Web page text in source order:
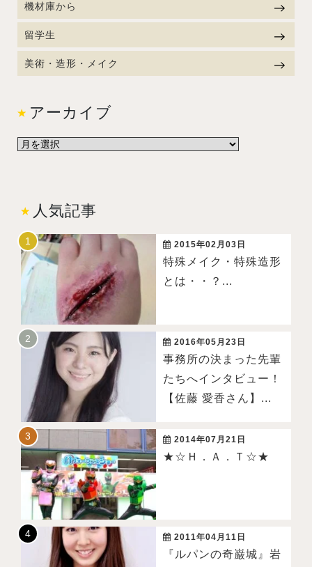
機材庫から
留学生
美術・造形・メイク
アーカイブ
人気記事
2015年02月03日
特殊メイク・特殊造形
とは・・？...
2016年05月23日
事務所の決まった先輩
たちへインタビュー！
【佐藤 愛香さん】...
2014年07月21日
★☆Ｈ．Ａ．Ｔ☆★
2011年04月11日
『ルパンの奇巌城』岩